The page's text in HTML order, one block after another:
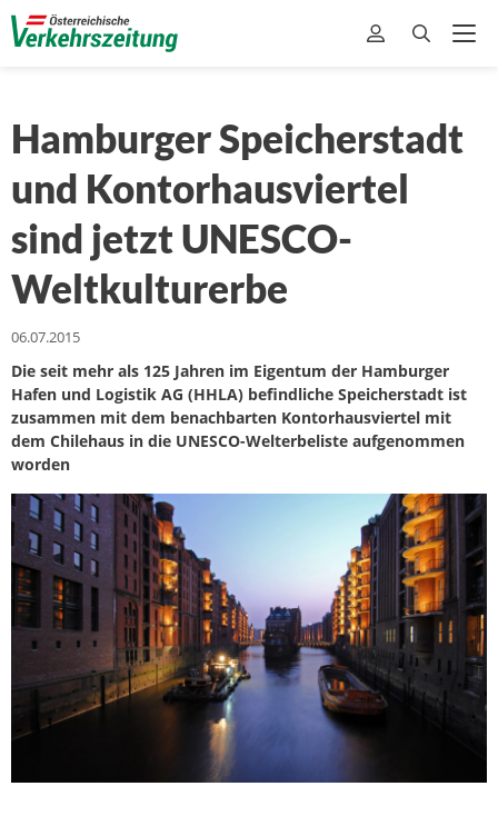
Hamburger Speicherstadt
und Kontorhausviertel
sind jetzt UNESCO-
Weltkulturerbe
06.07.2015
Die seit mehr als 125 Jahren im Eigentum der Hamburger
Hafen und Logistik AG (HHLA) befindliche Speicherstadt ist
zusammen mit dem benachbarten Kontorhausviertel mit
dem Chilehaus in die UNESCO-Welterbeliste aufgenommen
worden